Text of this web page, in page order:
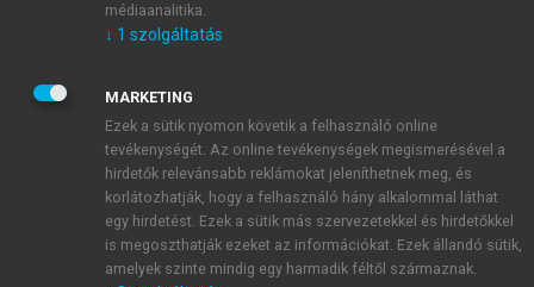
JELSZÓ
JELSZÓ ÚJRA
Kérek értesítést a MeRSZ újdonságairól, akcióiról.
médiaanalitika.
↓ 1 szolgáltatás
MARKETING
Ezek a sütik nyomon követik a felhasználó online
tevékenységét. Az online tevékenységek megismerésével a
hirdetők relevánsabb reklámokat jeleníthetnek meg, és
korlátozhatják, hogy a felhasználó hány alkalommal láthat
egy hirdetést. Ezek a sütik más szervezetekkel és hirdetőkkel
is megoszthatják ezeket az információkat. Ezek állandó sütik,
amelyek szinte mindig egy harmadik féltől származnak.